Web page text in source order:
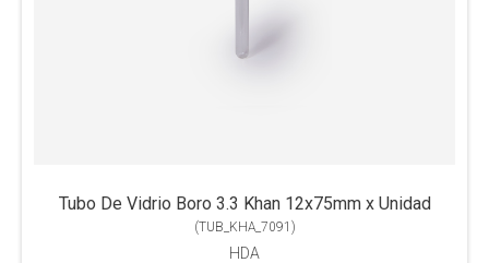
Tubo De Vidrio Boro 3.3 Khan 12x75mm x Unidad
(TUB_KHA_7091 )
HDA